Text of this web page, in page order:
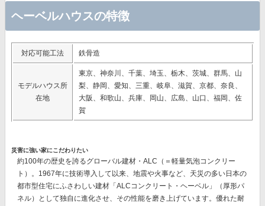
ヘーベルハウスの特徴
対応可能工法 鉄骨造
モデルハウス所
在地
東京、神奈川、千葉、埼玉、栃木、茨城、群馬、山
梨、静岡、愛知、三重、岐阜、滋賀、京都、奈良、
大阪、和歌山、兵庫、岡山、広島、山口、福岡、佐
賀
災害に強い家にこだわりたい
約100年の歴史を誇るグローバル建材・ALC（＝軽量気泡コンクリー
ト）。1967年に技術導入して以来、地震や火事など、天災の多い日本の
都市型住宅にふさわしい建材 「ALCコンクリート・ヘーベル」（厚形パ
ネル）
として独自に進化させ、その性能を磨き上げています。優れた耐